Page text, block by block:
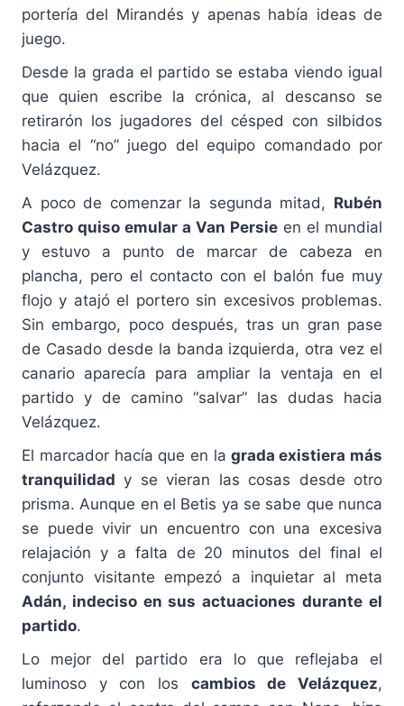
portería del Mirandés y apenas había ideas de
juego.
Desde la grada el partido se estaba viendo igual
que quien escribe la crónica, al descanso se
retirarón los jugadores del césped con silbidos
hacia el “no” juego del equipo comandado por
Velázquez.
A poco de comenzar la segunda mitad, Rubén
Castro quiso emular a Van Persie en el mundial
y estuvo a punto de marcar de cabeza en
plancha, pero el contacto con el balón fue muy
flojo y atajó el portero sin excesivos problemas.
Sin embargo, poco después, tras un gran pase
de Casado desde la banda izquierda, otra vez el
canario aparecía para ampliar la ventaja en el
partido y de camino “salvar” las dudas hacia
Velázquez.
El marcador hacía que en la grada existiera más
tranquilidad y se vieran las cosas desde otro
prisma. Aunque en el Betis ya se sabe que nunca
se puede vivir un encuentro con una excesiva
relajación y a falta de 20 minutos del final el
conjunto visitante empezó a inquietar al meta
Adán, indeciso en sus actuaciones durante el
partido.
Lo mejor del partido era lo que reflejaba el
luminoso y con los cambios de Velázquez,